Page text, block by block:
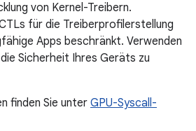
von Kernel-Treibern.
für die Treiberprofilerstellung
Apps beschränkt. Verwenden
Sicherheit Ihres Geräts zu
finden Sie unter GPU-Syscall-